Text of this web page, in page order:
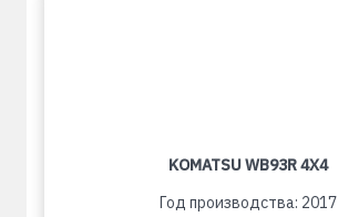
KOMATSU WB93R 4X4
Год производства: 2017